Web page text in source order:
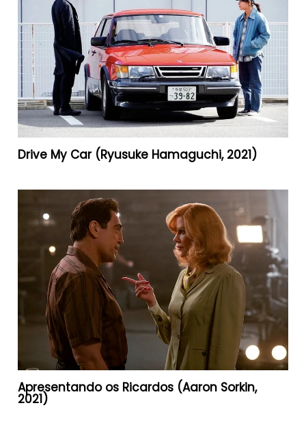
Drive My Car (Ryusuke Hamaguchi, 2021)
Apresentando os Ricardos (Aaron Sorkin,
2021)